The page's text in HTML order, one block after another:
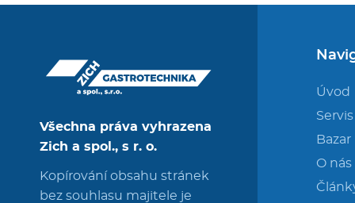
Všechna práva vyhrazena
Zich a spol., s r. o.
Kopírování obsahu stránek
bez souhlasu majitele je
Úvod
Servis
Bazar
O nás